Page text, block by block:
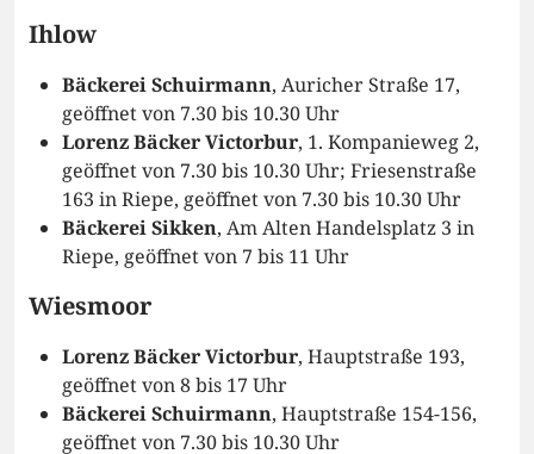
Ihlow
Bäckerei Schuirmann, Auricher Straße 17,
geöffnet von 7.30 bis 10.30 Uhr
Lorenz Bäcker Victorbur, 1. Kompanieweg 2,
geöffnet von 7.30 bis 10.30 Uhr; Friesenstraße
163 in Riepe, geöffnet von 7.30 bis 10.30 Uhr
Bäckerei Sikken, Am Alten Handelsplatz 3 in
Riepe, geöffnet von 7 bis 11 Uhr
Wiesmoor
Lorenz Bäcker Victorbur, Hauptstraße 193,
geöffnet von 8 bis 17 Uhr
Bäckerei Schuirmann, Hauptstraße 154-156,
geöffnet von 7.30 bis 10.30 Uhr